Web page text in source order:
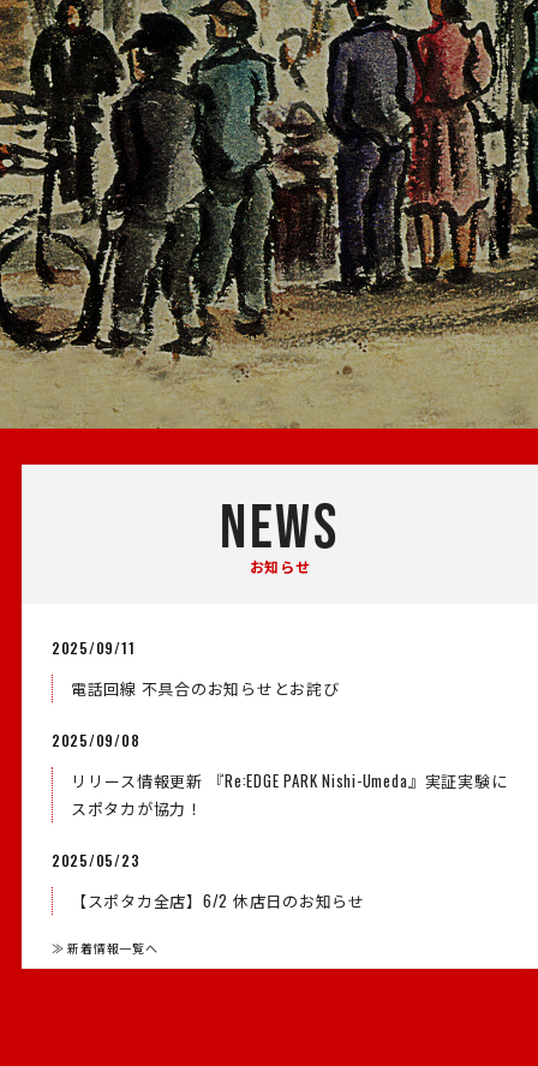
NEWS
お知らせ
2025/09/11
電話回線 不具合のお知らせとお詫び
2025/09/08
リリース情報更新 『Re:EDGE PARK Nishi-Umeda』実証実験に
スポタカが協力！
2025/05/23
【スポタカ全店】6/2 休店日のお知らせ
≫ 新着情報一覧へ